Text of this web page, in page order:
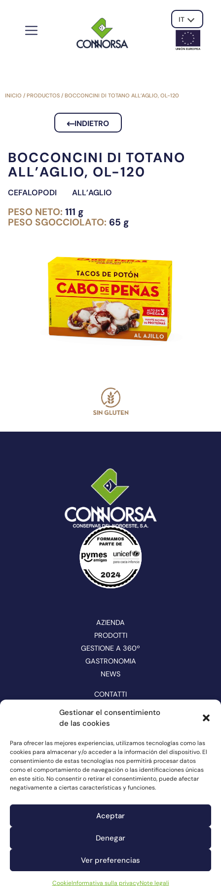
Gestionar el consentimiento
de las cookies
Para ofrecer las mejores experiencias, utilizamos tecnologías como las
cookies para almacenar y/o acceder a la información del dispositivo. El
consentimiento de estas tecnologías nos permitirá procesar datos
como el comportamiento de navegación o las identificaciones únicas
en este sitio. No consentir o retirar el consentimiento, puede afectar
negativamente a ciertas características y funciones.
Aceptar
Denegar
Ver preferencias
CookieInformativa sulla privacyNote legali
IT
UNIÓN EUROPEA
INICIO / PRODUCTOS / BOCCONCINI DI TOTANO ALL’AGLIO, OL-120
INDIETRO
BOCCONCINI DI TOTANO
ALL’AGLIO, OL-120
CEFALOPODI ALL’AGLIO
PESO NETO: 111 g
PESO SGOCCIOLATO: 65 g
AZIENDA
PRODOTTI
GESTIONE A 360º
GASTRONOMIA
NEWS
CONTATTI
SEGUITECI SUI SOCIAL MEDIA
Note legali